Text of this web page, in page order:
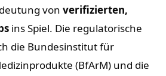
von verifizierten,
ins Spiel. Die regulatorische
die Bundesinstitut für
(BfArM) und die